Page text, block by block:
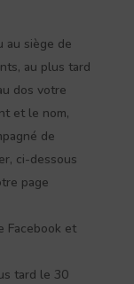
au siège de
au plus tard
dos votre
et le nom,
de
ci-dessous
page
Facebook et
tard le 30